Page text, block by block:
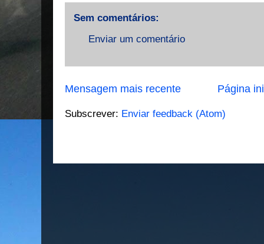
Sem comentários:
Enviar um comentário
Mensagem mais recente Página
Subscrever: Enviar feedback (Atom)